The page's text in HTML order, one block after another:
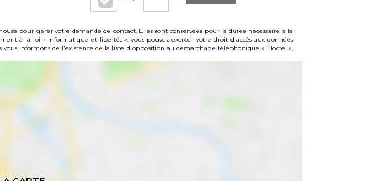
pour gérer votre demande de contact. Elles sont conservées pour la durée nécessaire à la
à la loi « informatique et libertés », vous pouvez exercer votre droit d'accès aux données
informons de l'existence de la liste d'opposition au démarchage téléphonique « Bloctel »,